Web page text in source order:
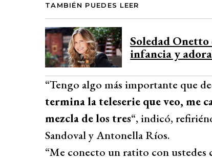
TAMBIÉN PUEDES LEER
Soledad
infancia y
“Tengo algo más importante que
termina la teleserie que veo, me
mezcla de los tres“, indicó,
Sandoval y Antonella Ríos.
“Me conecto un ratito con ustedes